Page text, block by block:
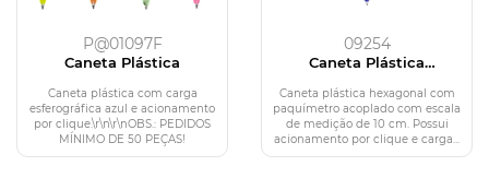
P@01097F
Caneta Plástica
Caneta plástica com carga
esferográfica azul e acionamento
por clique.\r\n\r\nOBS.: PEDIDOS
MÍNIMO DE 50 PEÇAS!
09254
Caneta Plástica
Caneta plástica hexagonal com
paquímetro acoplado com escala
de medição de 10 cm. Possui
acionamento por clique e carga...